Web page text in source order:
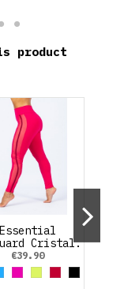
product
Essential
Cristal.
€39.90
claro
FucsiaAmarillo Neon
Rojo Cereza
Negro/Neón